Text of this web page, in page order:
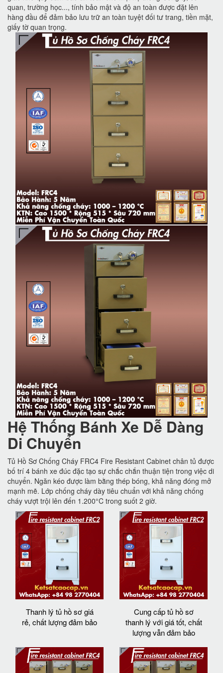
quan, trường học..., tính bảo mật và độ an toàn được đặt lên
hàng đầu để đảm bảo lưu trữ an toàn tuyệt đối tư trang, tiền mặt,
giấy tờ quan trọng.
Hệ Thống Bánh Xe Dễ Dàng
Di Chuyển
Tủ Hồ Sơ Chống Cháy FRC4 Fire Resistant Cabinet chân tủ được
bố trí 4 bánh xe đúc đặc tạo sự chắc chắn thuận tiện trong việc di
chuyển. Ngăn kéo được làm bằng thép bóng, khả năng đóng mở
mạnh mẽ. Lớp chống cháy dày tiêu chuẩn với khả năng chống
cháy vượt trội lên đến 1.200°C trong suốt 2 giờ.
Thanh lý tủ hồ sơ giá
rẻ, chất lượng đảm bảo
Cung cấp tủ hồ sơ
thanh lý với giá tốt, chất
lượng vẫn đảm bảo